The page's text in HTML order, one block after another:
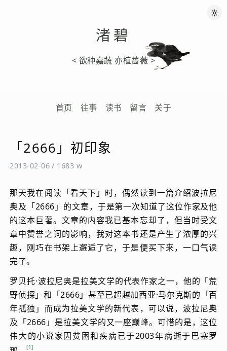
渚碧
< 欲种嘉蔬 亦植蔷薇 >
首页 往事 读书 留言 关于
「2666」初印象
2013-02-06/ 1683 w
那天我在阅读「看天下」时，偶然读到一篇介绍波拉尼
奥及「2666」的文章，于是第一次知道了这位作家及他
的这本巨著。文章的内容我已基本忘却了，但当时受文
章中赞誉之词的影响，我对这本书还是产生了浓厚的兴
趣，刚巧在书架上邂逅了它，于是便买下来，一口气读
完了。
罗贝托·波拉尼奥是拉美文学的代表作家之一，他的「荒
野侦探」和「2666」甚至已超越加西亚·马尔克斯的「百
年孤独」而成为拉美文学的新代表，可以说，波拉尼奥
及「2666」是拉美文学的又一座巅峰。可惜的是，这位
伟大的小说家因贫困和疾病已于2003年病逝于巴塞罗
1